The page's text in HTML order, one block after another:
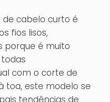
de cabelo curto é
fios lisos,
porque é muito
com o corte de
toa, este modelo se
tendências de